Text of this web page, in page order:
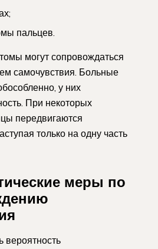
пальцев.
могут сопровождаться
самочувствия. Больные
у них
При некоторых
передвигаются
только на одну часть
меры по
вероятность